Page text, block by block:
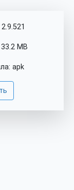
MB
apk